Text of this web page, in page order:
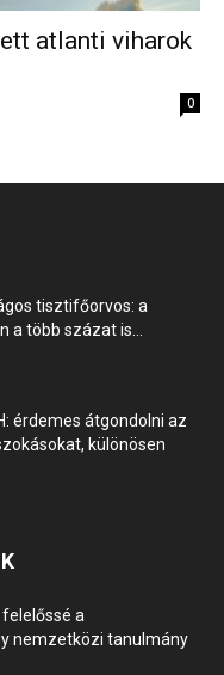
atlanti viharok
0
tisztifőorvos: a
a több százat is...
érdemes átgondolni az
különösen
a
nemzetközi tanulmány